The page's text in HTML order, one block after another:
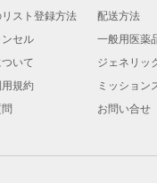
スト登録方法
配送方法
セル
一般用医薬
いて
ジェネリッ
規約
ミッション
お問い合せ